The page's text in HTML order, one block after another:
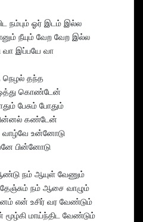
நம்பும் ஓர் இடம் இல்ல
நீயும் வேற வேற இல்ல
இப்பயே வா
நெழல் தந்த
கொண்டேன்
பேசும் போதும்
கண்டேன்
உன்னோடு
பின்னோடு
நம் ஆயுள் வேணும்
நம் ஆசை வாழும்
என் உசிர் வர வேண்டும்
மூழ்கி மாய்ந்திட வேண்டும்